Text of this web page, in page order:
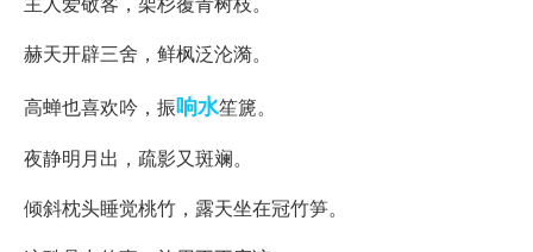
赫天开辟三舍，鲜枫泛沦漪。
高蝉也喜欢吟，振响水笙篪。
夜静明月出，疏影又斑斓。
倾斜枕头睡觉桃竹，露天坐在冠竹笋。